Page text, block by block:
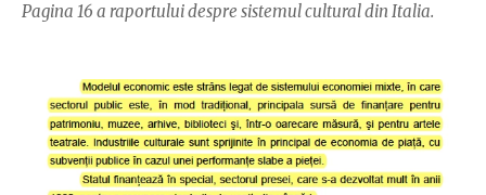
Pagina 16 a raportului despre sistemul cultural din Italia.